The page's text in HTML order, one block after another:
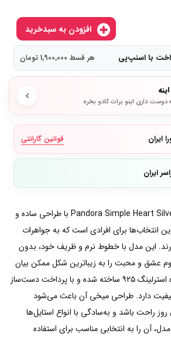
با اسنپ‌پی هر قسط 1,900,000 تومان
داری اینو برات کادو بخره
قوانین گارانتی
ایران
گوشواره Pandora Simple Heart Silver Stud Earring با طراحی ساده و
انتخاب‌ها برای افرادی است که به جواهرات
این مدل با خطوط نرم و ظریف خود، بدون
عشق و محبت را به زیباترين شکل ممکن بیان
می‌کند.این گوشواره از نقره استرلینگ ۹۲۵ ساخته شده و با پرداخت دست‌ساز
دارد. طراحی میخی آن باعث می‌شود
روز راحت باشد و به‌سادگی با انواع استایل‌ها
آن را به انتخابی مناسب برای استفاده